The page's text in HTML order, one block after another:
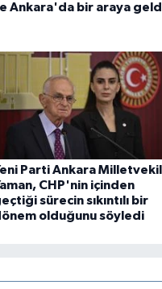
Ankara'da bir araya
Parti Ankara
CHP'nin içinden
sürecin sıkıntılı bir
olduğunu söyledi